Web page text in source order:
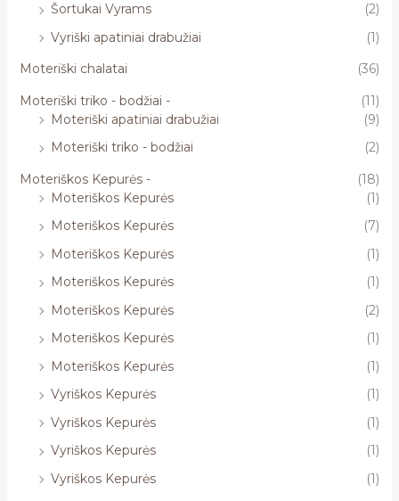
Šortukai Vyrams
(2)
Vyriški apatiniai drabužiai
(1)
Moteriški chalatai
(36)
Moteriški triko - bodžiai -
(11)
Moteriški apatiniai drabužiai
(9)
Moteriški triko - bodžiai
(2)
Moteriškos Kepurės -
(18)
Moteriškos Kepurės
(1)
Moteriškos Kepurės
(7)
Moteriškos Kepurės
(1)
Moteriškos Kepurės
(1)
Moteriškos Kepurės
(2)
Moteriškos Kepurės
(1)
Moteriškos Kepurės
(1)
Vyriškos Kepurės
(1)
Vyriškos Kepurės
(1)
Vyriškos Kepurės
(1)
Vyriškos Kepurės
(1)